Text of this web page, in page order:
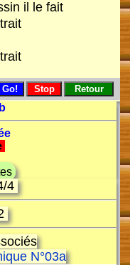
il le fait
4
N°03a